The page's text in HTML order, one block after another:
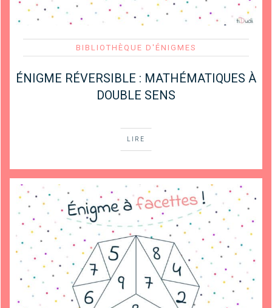
BIBLIOTHÈQUE D'ÉNIGMES
ÉNIGME RÉVERSIBLE : MATHÉMATIQUES À
DOUBLE SENS
LIRE